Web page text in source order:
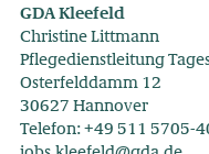
GDA Kleefeld
Christine Littmann
Pflegedienstleitung
Osterfelddamm 12
30627 Hannover
Telefon: +49 511 5705-